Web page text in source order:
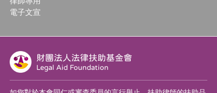
電子文宣
財團法人法律扶助基金會
Legal Aid Foundation